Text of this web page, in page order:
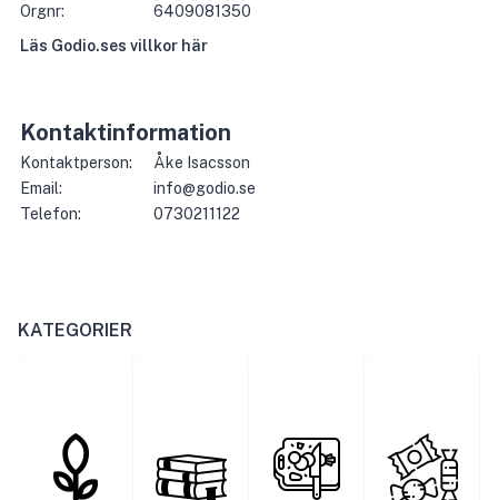
Orgnr:
6409081350
Läs Godio.ses villkor här
Kontaktinformation
Kontaktperson:
Åke Isacsson
Email:
info@godio.se
Telefon:
0730211122
KATEGORIER